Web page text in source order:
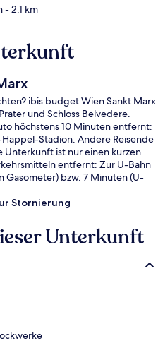
- 2.1 km
ibis budget Wien Sankt Marx
und Schloss Belvedere.
höchstens 10 Minuten entfernt:
Stadion. Andere Reisende
Unterkunft ist nur einen kurzen
entfernt: Zur U-Bahn
Gasometer) bzw. 7 Minuten (U-
Stornierung
Unterkunft